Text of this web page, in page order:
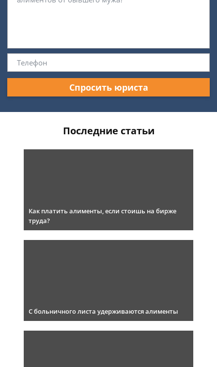
Спросить юриста
Последние статьи
Как платить алименты, если стоишь на бирже
труда?
С больничного листа удерживаются алименты